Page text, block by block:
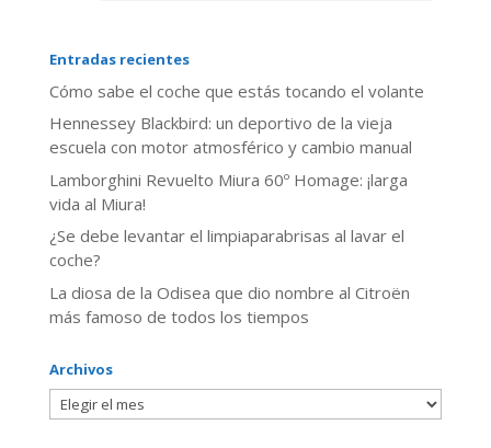
Entradas recientes
​Cómo sabe el coche que estás tocando el volante
Hennessey Blackbird: un deportivo de la vieja
escuela con motor atmosférico y cambio manual
Lamborghini Revuelto Miura 60º Homage: ¡larga
vida al Miura!
¿Se debe levantar el limpiaparabrisas al lavar el
coche?
La diosa de la Odisea que dio nombre al Citroën
más famoso de todos los tiempos
Archivos